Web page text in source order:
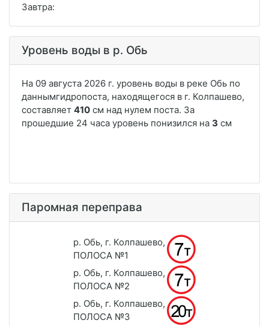
Завтра:
Уровень воды в р. Обь
Паромная переправа
р. Обь, г. Колпашево,
ПОЛОСА №1
р. Обь, г. Колпашево,
ПОЛОСА №2
р. Обь, г. Колпашево,
ПОЛОСА №3